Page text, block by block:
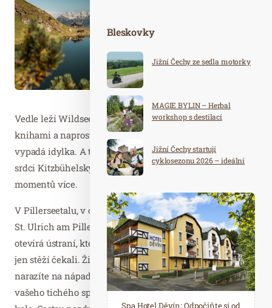
Vedle leží Wildseeloderhaus, horská chata s obrázkovými
knihami a naprosto jedinečným prostředím. Takhle
vypadá idylka. A to nejlepší na tom je, že v Pillerseetal v
srdci Kitzbühelských Alp najdete podobných míst a
momentů více.
V Pillerseetalu, v okolí pěti obcí Fieberbrunn, Hochfilzen,
St. Ulrich am Pillersee, St. Jakob in Haus a Waidring, se
otevírá ústraní, které byste uprostřed Kitzbühelských Alp
jen stěží čekali. Živou duši široko daleko nepotkáte, spíš
narazíte na nápadnou kamennou desku na obzoru,
vašeho tichého společníka na túrách nebo výletech na
Bleskovky
Jižní Čechy ze sedla motorky
MAGIE BYLIN – Herbal
workshop s destilací
Jižní Čechy startují
cyklosezonu 2026 – ideální
Spa Hotel Děvín: Odpočiňte si od
Saunový ráj Holice: Odpočinek a